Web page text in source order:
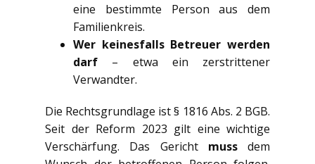
eine bestimmte Person aus dem
Familienkreis.
Wer keinesfalls Betreuer werden
darf – etwa ein zerstrittener
Verwandter.
Die Rechtsgrundlage ist § 1816 Abs. 2 BGB.
Seit der Reform 2023 gilt eine wichtige
Verschärfung. Das Gericht mussdem